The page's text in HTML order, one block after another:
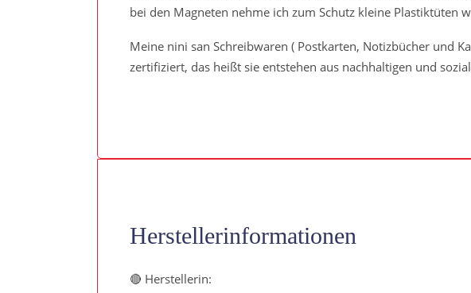
bei den Magneten nehme ich zum Schutz kleine Plastiktüten
Meine nini san Schreibwaren ( Postkarten, Notizbücher und
zertifiziert, das heißt sie entstehen aus nachhaltigen und
Herstellerinformationen
🔴 Herstellerin: